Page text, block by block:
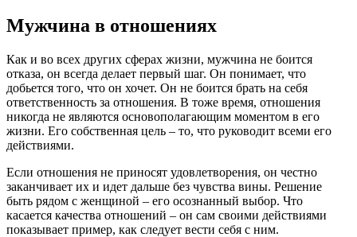
Мужчина в отношениях
Как и во всех других сферах жизни, мужчина не боится
отказа, он всегда делает первый шаг. Он понимает, что
добьется того, что он хочет. Он не боится брать на себя
ответственность за отношения. В тоже время, отношения
никогда не являются основополагающим моментом в его
жизни. Его собственная цель – то, что руководит всеми его
действиями.
Если отношения не приносят удовлетворения, он честно
заканчивает их и идет дальше без чувства вины. Решение
быть рядом с женщиной – его осознанный выбор. Что
касается качества отношений – он сам своими действиями
показывает пример, как следует вести себя с ним.